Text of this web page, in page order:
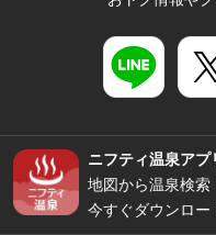
ニフティ温泉アプ
地図から温泉検索
今すぐダウンロー